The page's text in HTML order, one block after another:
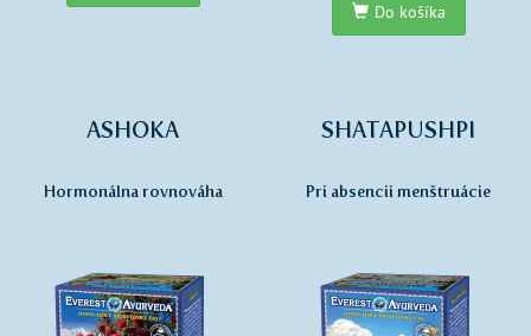
Do košíka
ASHOKA
Hormonálna rovnováha
SHATAPUSHPI
Pri absencii menštruácie